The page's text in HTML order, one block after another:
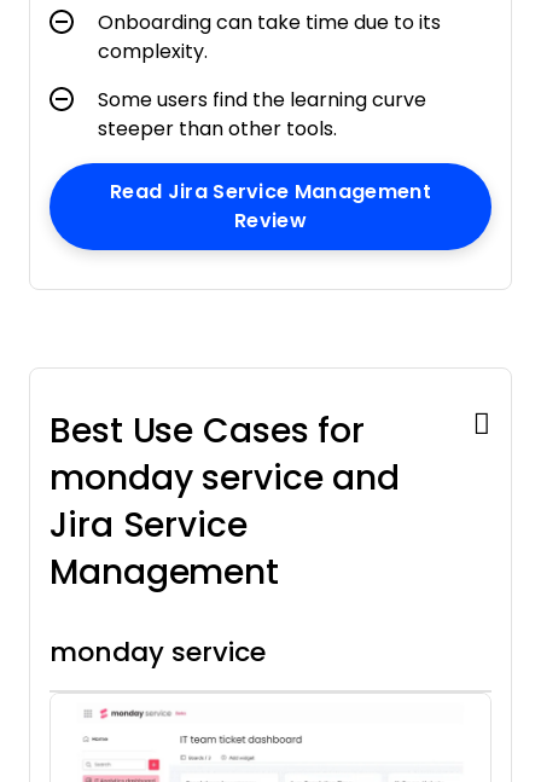
Onboarding can take time due to its
complexity.
Some users find the learning curve
steeper than other tools.
Read Jira Service Management
ReviewOpens New Window
Best Use Cases for
monday service and
Jira Service
Management
monday service